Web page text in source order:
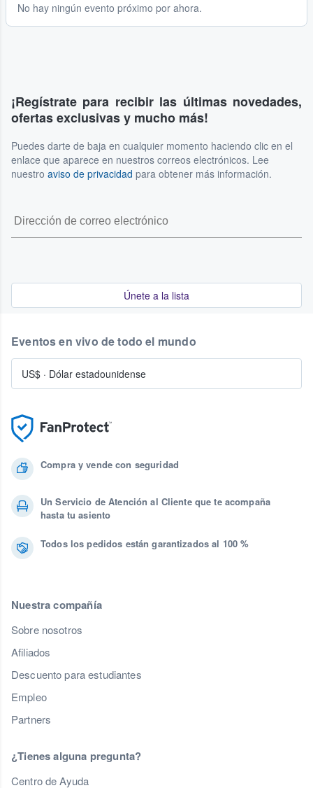
No hay ningún evento próximo por ahora.
¡Regístrate para recibir las últimas novedades,
ofertas exclusivas y mucho más!
Puedes darte de baja en cualquier momento haciendo clic en el
enlace que aparece en nuestros correos electrónicos. Lee
nuestro aviso de privacidad para obtener más información.
Únete a la lista
Compra y vende con seguridad
Un Servicio de Atención al Cliente que te acompaña
hasta tu asiento
Todos los pedidos están garantizados al 100 %
Nuestra compañía
Sobre nosotros
Afiliados
Descuento para estudiantes
Empleo
Partners
¿Tienes alguna pregunta?
Centro de Ayuda
Eventos en vivo de todo el mundo
US$ · Dólar estadounidense